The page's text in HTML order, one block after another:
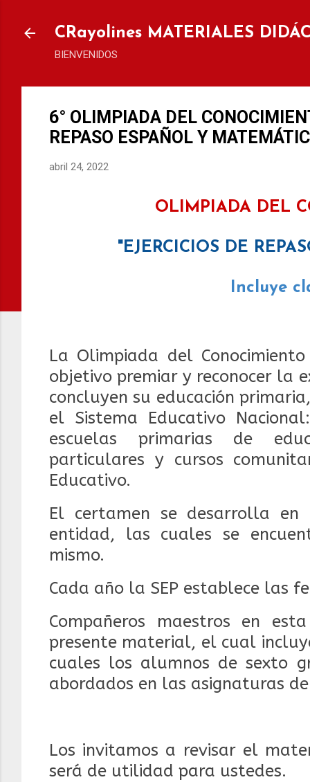
CRayolines MATERIALES
BIENVENIDOS
6° OLIMPIADA DEL
REPASO ESPAÑOL Y
abril 24, 2022
OLIMPIADA DEL
"EJERCICIOS DE
Incluye
La Olimpiada del
objetivo premiar y reconocer la
concluyen su educación
el Sistema Educativo
escuelas primarias de
particulares y cursos
Educativo.
El certamen se desarrolla
entidad, las cuales se
mismo.
Cada año la SEP establece las
Compañeros maestros en
presente material, el cual
cuales los alumnos de sexto
abordados en las asignaturas
Los invitamos a revisar el
será de utilidad para ustedes.